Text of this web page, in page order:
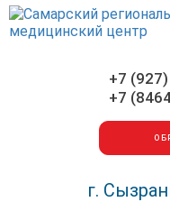
г.
+7
+7